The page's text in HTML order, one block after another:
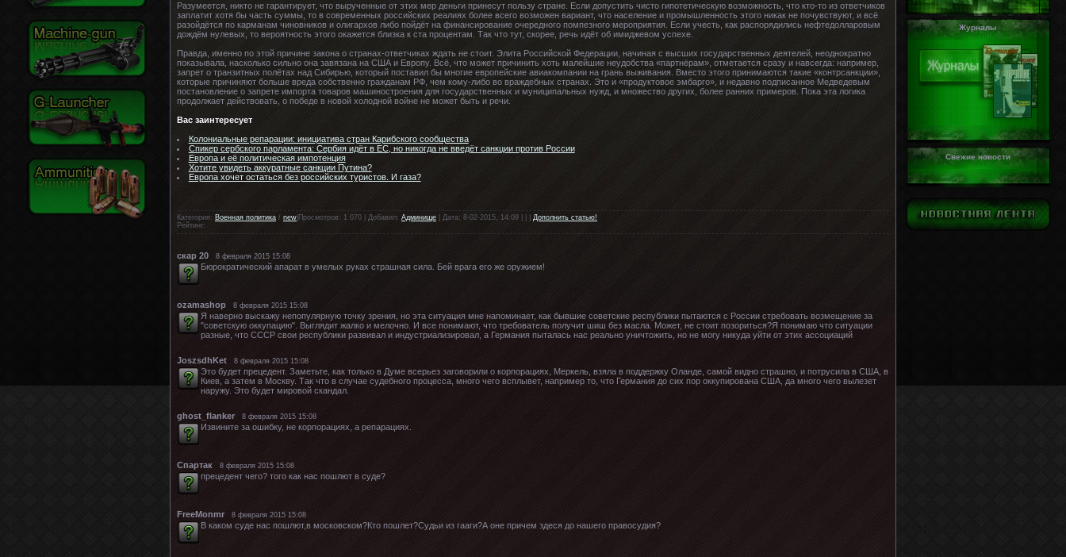
Разумеется, никто не гарантирует, что вырученные от этих мер деньги принесут пользу стране. Если допустить чисто гипотетическую возможность, что кто-то из ответчиков
заплатит хотя бы часть суммы, то в современных российских реалиях более всего возможен вариант, что население и промышленность этого никак не почувствуют, и всё
разойдётся по карманам чиновников и олигархов либо пойдёт на финансирование очередного помпезного мероприятия. Если учесть, как распорядились нефтедолларовым
дождём нулевых, то вероятность этого окажется близка к ста процентам. Так что тут, скорее, речь идёт об имиджевом успехе.
Правда, именно по этой причине закона о странах-ответчиках ждать не стоит. Элита Российской Федерации, начиная с высших государственных деятелей, неоднократно
показывала, насколько сильно она завязана на США и Европу. Всё, что может причинить хоть малейшие неудобства «партнёрам», отметается сразу и навсегда: например,
запрет о транзитных полётах над Сибирью, который поставил бы многие европейские авиакомпании на грань выживания. Вместо этого принимаются такие «контрсанкции»,
которые причиняют больше вреда собственно гражданам РФ, чем кому-либо во враждебных странах. Это и «продуктовое эмбарго», и недавно подписанное Медведевым
постановление о запрете импорта товаров машиностроения для государственных и муниципальных нужд, и множество других, более ранних примеров. Пока эта логика
продолжает действовать, о победе в новой холодной войне не может быть и речи.
Вас заинтересует
Колониальные репарации: инициатива стран Карибского сообщества
Спикер сербского парламента: Сербия идёт в ЕС, но никогда не введёт санкции против России
Европа и её политическая импотенция
Хотите увидеть аккуратные санкции Путина?
Европа хочет остаться без российских туристов. И газа?
Категория: Военная политика / new |Просмотров: 1 070 | Добавил: Админище | Дата: 8-02-2015, 14:09 | | | Дополнить статью!
Рейтинг:
скар 20 8 февраля 2015 15:08
Бюрократический апарат в умелых руках страшная сила. Бей врага его же оружием!
ozamashop 8 февраля 2015 15:08
Я наверно выскажу непопулярную точку зрения, но эта ситуация мне напоминает, как бывшие советские республики пытаются с России стребовать возмещение за
"советскую оккупацию". Выглядит жалко и мелочно. И все понимают, что требователь получит шиш без масла. Может, не стоит позориться?Я понимаю что ситуации
разные, что СССР свои республики развивал и индустриализировал, а Германия пыталась нас реально уничтожить, но не могу никуда уйти от этих ассоциаций
JoszsdhKet 8 февраля 2015 15:08
Это будет прецедент. Заметьте, как только в Думе всерьез заговорили о корпорациях, Меркель, взяла в поддержку Оланде, самой видно страшно, и потрусила в США, в
Киев, а затем в Москву. Так что в случае судебного процесса, много чего всплывет, например то, что Германия до сих пор оккупирована США, да много чего вылезет
наружу. Это будет мировой скандал.
ghost_flanker 8 февраля 2015 15:08
Извините за ошибку, не корпорациях, а репарациях.
Спартак 8 февраля 2015 15:08
прецедент чего? того как нас пошлют в суде?
FreeMonmr 8 февраля 2015 15:08
В каком суде нас пошлют,в московском?Кто пошлет?Судьи из гааги?А оне причем здеся до нашего правосудия?
Журналы
Свежие новости